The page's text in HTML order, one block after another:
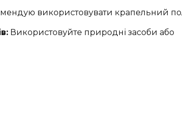
використовувати крапельний
Використовуйте природні засоби або